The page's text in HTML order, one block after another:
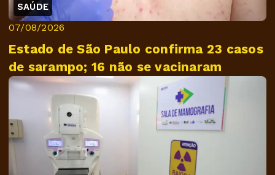
SAÚDE
07/08/2026
Estado de São Paulo confirma 23 casos
de sarampo; 16 não se vacinaram